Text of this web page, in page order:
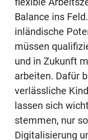
Balance ins
inländische
müssen
und in Zukunft
arbeiten. Dafür
verlässliche
lassen sich
stemmen, nur
Digitalisierung